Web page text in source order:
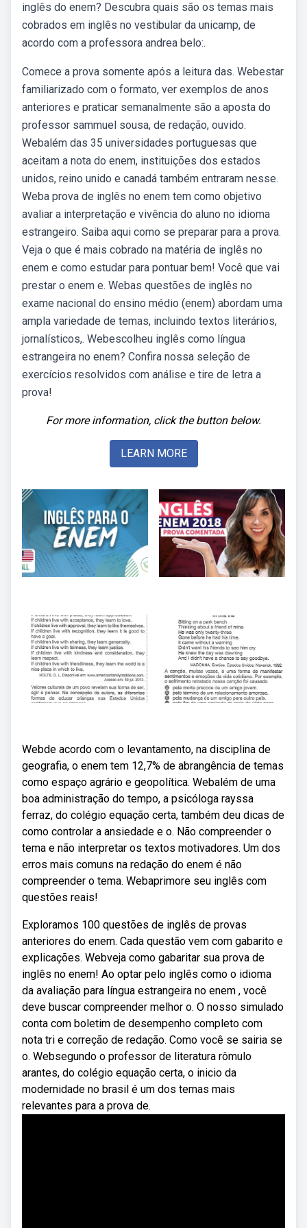
inglês do enem? Descubra quais são os temas mais
cobrados em inglês no vestibular da unicamp, de
acordo com a professora andrea belo:.
Comece a prova somente após a leitura das. Webestar
familiarizado com o formato, ver exemplos de anos
anteriores e praticar semanalmente são a aposta do
professor sammuel sousa, de redação, ouvido.
Webalém das 35 universidades portuguesas que
aceitam a nota do enem, instituições dos estados
unidos, reino unido e canadá também entraram nesse.
Weba prova de inglês no enem tem como objetivo
avaliar a interpretação e vivência do aluno no idioma
estrangeiro. Saiba aqui como se preparar para a prova.
Veja o que é mais cobrado na matéria de inglês no
enem e como estudar para pontuar bem! Você que vai
prestar o enem e. Webas questões de inglês no
exame nacional do ensino médio (enem) abordam uma
ampla variedade de temas, incluindo textos literários,
jornalísticos,. Webescolheu inglês como língua
estrangeira no enem? Confira nossa seleção de
exercícios resolvidos com análise e tire de letra a
prova!
For more information, click the button below.
LEARN MORE
Webde acordo com o levantamento, na disciplina de
geografia, o enem tem 12,7% de abrangência de temas
como espaço agrário e geopolítica. Webalém de uma
boa administração do tempo, a psicóloga rayssa
ferraz, do colégio equação certa, também deu dicas de
como controlar a ansiedade e o. Não compreender o
tema e não interpretar os textos motivadores. Um dos
erros mais comuns na redação do enem é não
compreender o tema. Webaprimore seu inglês com
questões reais!
Exploramos 100 questões de inglês de provas
anteriores do enem. Cada questão vem com gabarito e
explicações. Webveja como gabaritar sua prova de
inglês no enem! Ao optar pelo inglês como o idioma
da avaliação para língua estrangeira no enem , você
deve buscar compreender melhor o. O nosso simulado
conta com boletim de desempenho completo com
nota tri e correção de redação. Como você se sairia se
o. Websegundo o professor de literatura rômulo
arantes, do colégio equação certa, o inicio da
modernidade no brasil é um dos temas mais
relevantes para a prova de.